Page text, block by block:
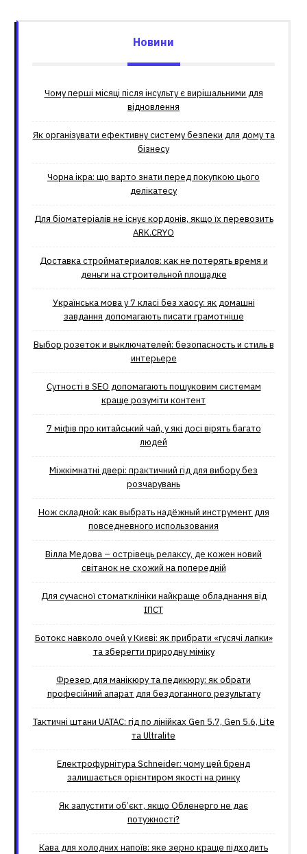
Новини
Чому перші місяці після інсульту є вирішальними для
відновлення
Як організувати ефективну систему безпеки для дому та
бізнесу
Чорна ікра: що варто знати перед покупкою цього
делікатесу
Для біоматеріалів не існує кордонів, якщо їх перевозить
ARK.CRYO
Доставка стройматериалов: как не потерять время и
деньги на строительной площадке
Українська мова у 7 класі без хаосу: як домашні
завдання допомагають писати грамотніше
Выбор розеток и выключателей: безопасность и стиль в
интерьере
Сутності в SEO допомагають пошуковим системам
краще розуміти контент
7 міфів про китайський чай, у які досі вірять багато
людей
Міжкімнатні двері: практичний гід для вибору без
розчарувань
Нож складной: как выбрать надёжный инструмент для
повседневного использования
Вілла Медова – острівець релаксу, де кожен новий
світанок не схожий на попередній
Для сучасної стоматклініки найкраще обладнання від
ІПСТ
Ботокс навколо очей у Києві: як прибрати «гусячі лапки»
та зберегти природну міміку
Фрезер для манікюру та педикюру: як обрати
професійний апарат для бездоганного результату
Тактичні штани UATAC: гід по лінійках Gen 5.7, Gen 5.6, Lite
та Ultralite
Електрофурнітура Schneider: чому цей бренд
залишається орієнтиром якості на ринку
Як запустити об’єкт, якщо Обленерго не дає
потужності?
Кава для холодних напоїв: яке зерно краще підходить